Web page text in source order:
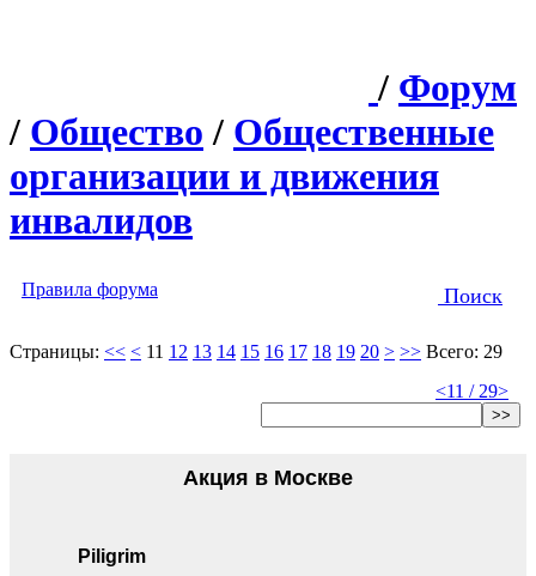
/ Форум
/ Общество / Общественные
организации и движения
инвалидов
Правила форума Поиск
Страницы: << < 11 12 13 14 15 16 17 18 19 20 > >> Всего: 29
<11 / 29>
>>
Piligrim
Акция в Москве